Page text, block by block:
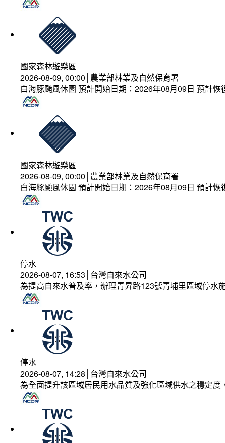
國家森林遊樂區
2026-08-09, 00:00│農業部林業及自然保育署
白海豚颱風休園 預計開始日期：2026年08月09日 預計
國家森林遊樂區
2026-08-09, 00:00│農業部林業及自然保育署
白海豚颱風休園 預計開始日期：2026年08月09日 預計
停水
2026-08-07, 16:53│台灣自來水公司
為提高自來水普及率，辦理青昇路123號青埔里區域停水
停水
2026-08-07, 14:28│台灣自來水公司
為全面提升該區域居民用水品質及強化區域供水之穩定